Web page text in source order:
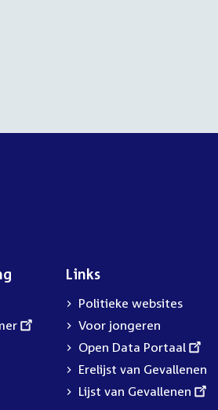
Links
Politieke websites
Voor jongeren
External
link:
Open Data Portaal
Erelijst van Gevallenen
External
Lijst van Gevallenen